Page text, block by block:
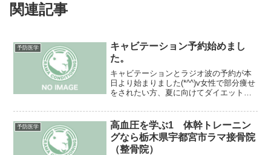
関連記事
予防医学
キャビテーション予約始めまし
た。
キャビテーションとラジオ波の予約が本
日より始まりました(*^^)v女性で部分痩せ
をされたい方、夏に向けてダイエットさ
行けない方・・・どんと来いですよ(*^^)v
女性施術師が出張で来るので完全予約制
となって...
予防医学
高血圧を学ぶ1 体幹トレーニン
グなら栃木県宇都宮市ラマ接骨院
（整骨院）